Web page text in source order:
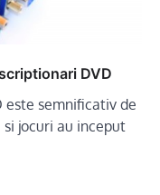
DVD
este semnificativ de
jocuri au inceput